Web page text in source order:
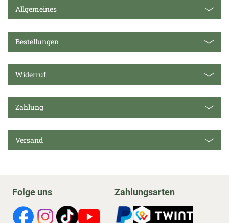
Allgemeines
Bestellungen
Widerruf
Zahlung
Versand
Folge uns Zahlungsarten